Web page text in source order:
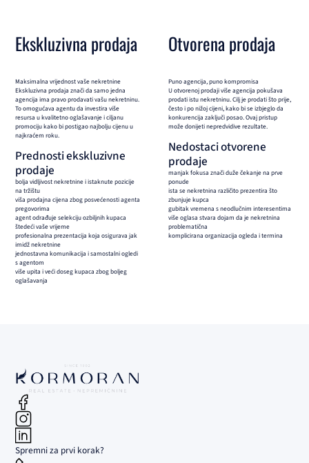
Ekskluzivna prodaja
Maksimalna vrijednost vaše nekretnine
Ekskluzivna prodaja znači da samo jedna
agencija ima pravo prodavati vašu nekretninu.
To omogućava agentu da investira više
resursa u kvalitetno oglašavanje i ciljanu
promociju kako bi postigao najbolju cijenu u
najkraćem roku.
Prednosti ekskluzivne
prodaje
bolja vidljivost nekretnine i istaknute pozicije
na tržištu
viša prodajna cijena zbog posvećenosti agenta
pregovorima
agent odrađuje selekciju ozbiljnih kupaca
štedeći vaše vrijeme
profesionalna prezentacija koja osigurava jak
imidž nekretnine
jednostavna komunikacija i samostalni ogledi
s agentom
više upita i veći doseg kupaca zbog boljeg
oglašavanja
Otvorena prodaja
Puno agencija, puno kompromisa
U otvorenoj prodaji više agencija pokušava
prodati istu nekretninu. Cilj je prodati što prije,
često i po nižoj cijeni, kako bi se izbjeglo da
konkurencija zaključi posao. Ovaj pristup
može donijeti nepredvidive rezultate.
Nedostaci otvorene
prodaje
manjak fokusa znači duže čekanje na prve
ponude
ista se nekretnina različito prezentira što
zbunjuje kupca
gubitak vremena s neodlučnim interesentima
više oglasa stvara dojam da je nekretnina
problematična
komplicirana organizacija ogleda i termina
Spremni za prvi korak?